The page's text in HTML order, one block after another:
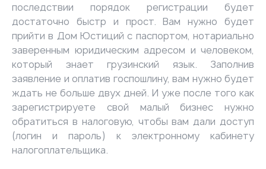
последствии порядок регистрации будет
достаточно быстр и прост. Вам нужно будет
прийти в Дом Юстиций с паспортом, нотариально
заверенным юридическим адресом и человеком,
который знает грузинский язык. Заполнив
заявление и оплатив госпошлину, вам нужно будет
ждать не больше двух дней. И уже после того как
зарегистрируете свой малый бизнес нужно
обратиться в налоговую, чтобы вам дали доступ
(логин и пароль) к электронному кабинету
налогоплательщика.